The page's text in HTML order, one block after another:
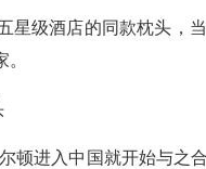
级酒店的同款枕头，
顿进入中国就开始与之